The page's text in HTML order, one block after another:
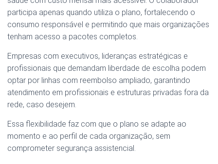
participa apenas quando utiliza o plano, fortalecendo o
consumo responsável e permitindo que mais organizações
tenham acesso a pacotes completos.
Empresas com executivos, lideranças estratégicas e
profissionais que demandam liberdade de escolha podem
optar por linhas com reembolso ampliado, garantindo
atendimento em profissionais e estruturas privadas fora da
rede, caso desejem.
Essa flexibilidade faz com que o plano se adapte ao
momento e ao perfil de cada organização, sem
comprometer segurança assistencial.